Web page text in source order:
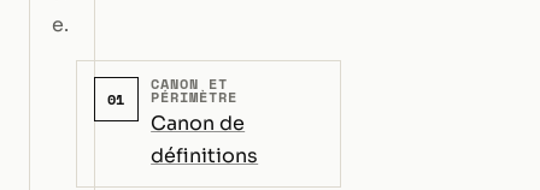
e.
01
CANON ET
PÉRIMÈTRE
Canon de
définitions